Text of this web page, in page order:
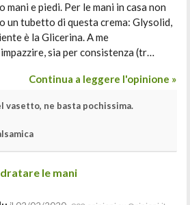
e piedi. Per le mani in casa non
un tubetto di questa crema: Glysolid,
è la Glicerina. A me
sia per consistenza (tr…
Continua a leggere l'opinione »
vasetto, ne basta pochissima.
le mani